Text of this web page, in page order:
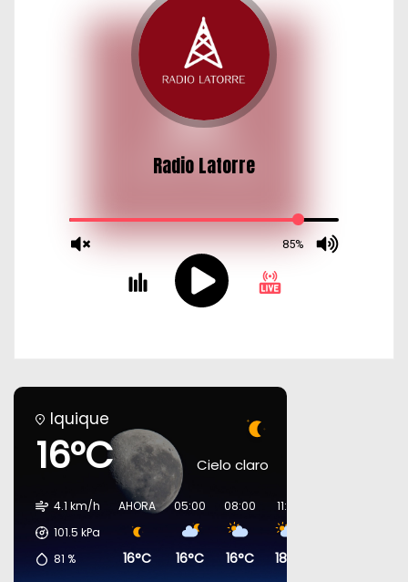
Iquique
16°C Cielo claro
4.1 km/h
101.5 kPa
81 %
AHORA
16°C
05:00
16°C
08:00
16°C
11:00
18°C